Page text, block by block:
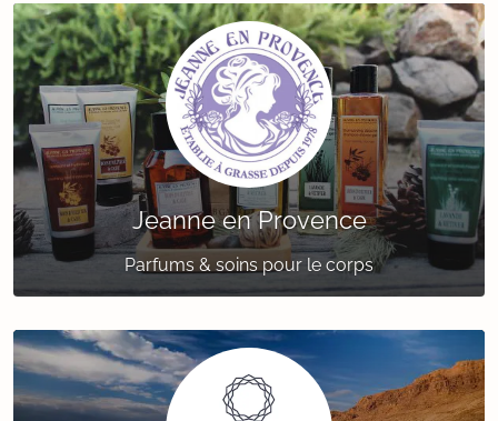
Jeanne en Provence
Parfums & soins pour le corps